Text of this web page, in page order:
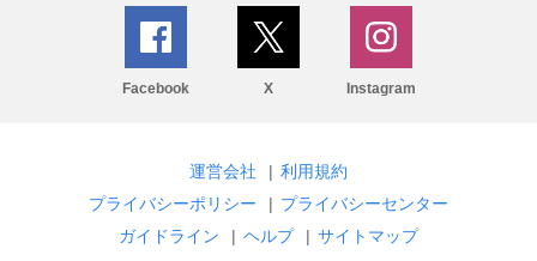
Facebook X Instagram
運営会社 | 利用規約
プライバシーポリシー
| プライバシーセンター
ガイドライン
| ヘルプ | サイトマップ